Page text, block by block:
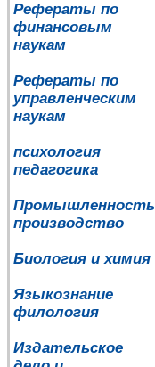
Рефераты по
финансовым
наукам
Рефераты по
управленческим
наукам
психология
педагогика
Промышленность
производство
Биология и химия
Языкознание
филология
Издательское